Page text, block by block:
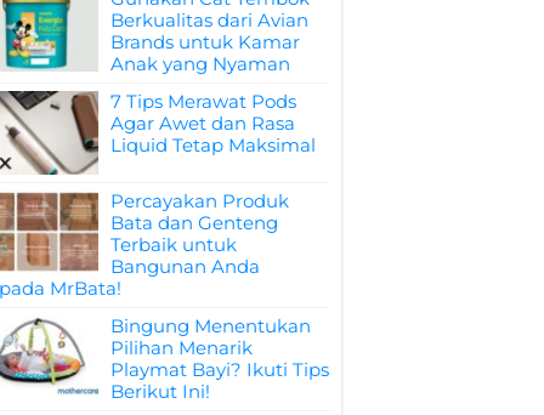
Berkualitas dari Avian
Brands untuk Kamar
Anak yang Nyaman
7 Tips Merawat Pods
Agar Awet dan Rasa
Liquid Tetap Maksimal
Percayakan Produk
Bata dan Genteng
Terbaik untuk
Bangunan Anda
MrBata!
Bingung Menentukan
Pilihan Menarik
Playmat Bayi? Ikuti Tips
Berikut Ini!